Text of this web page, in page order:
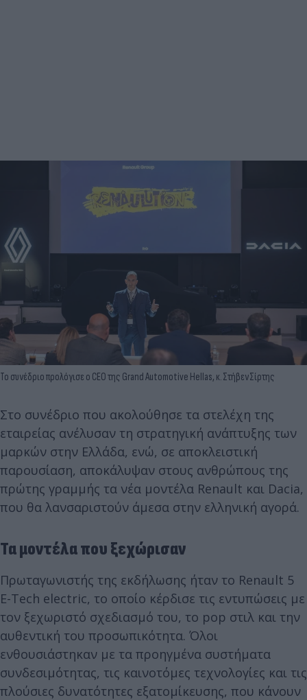
Το συνέδριο προλόγισε ο CEO της Grand Automotive Hellas, κ. Στήβεν Σίρτης
Στο συνέδριο που ακολούθησε τα στελέχη της
εταιρείας ανέλυσαν τη στρατηγική ανάπτυξης των
μαρκών στην Ελλάδα, ενώ, σε αποκλειστική
παρουσίαση, αποκάλυψαν στους ανθρώπους της
πρώτης γραμμής τα νέα μοντέλα Renault και Dacia,
που θα λανσαριστούν άμεσα στην ελληνική αγορά.
Τα μοντέλα που ξεχώρισαν
Πρωταγωνιστής της εκδήλωσης ήταν το Renault 5
E-Tech electric, το οποίο κέρδισε τις εντυπώσεις με
τον ξεχωριστό σχεδιασμό του, το pop στιλ και την
αυθεντική του προσωπικότητα. Όλοι
ενθουσιάστηκαν με τα προηγμένα συστήματα
συνδεσιμότητας, τις καινοτόμες τεχνολογίες και τις
πλούσιες δυνατότητες εξατομίκευσης, που κάνουν